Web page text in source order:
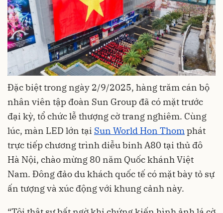
Đặc biệt trong ngày 2/9/2025, hàng trăm cán bộ
nhân viên tập đoàn Sun Group đã có mặt trước
đại kỳ, tổ chức lễ thượng cờ trang nghiêm. Cùng
lúc, màn LED lớn tại Sun World Hon Thomphát
trực tiếp chương trình diễu binh A80 tại thủ đô
Hà Nội, chào mừng 80 năm Quốc khánh Việt
Nam. Đông đảo du khách quốc tế có mặt bày tỏ sự
ấn tượng và xúc động với khung cảnh này.